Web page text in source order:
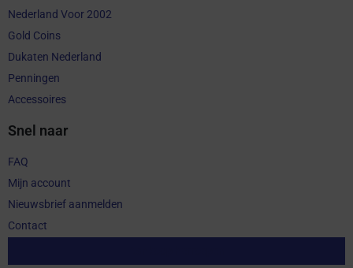
Nederland Voor 2002
Gold Coins
Dukaten Nederland
Penningen
Accessoires
Snel naar
FAQ
Mijn account
Nieuwsbrief aanmelden
Contact